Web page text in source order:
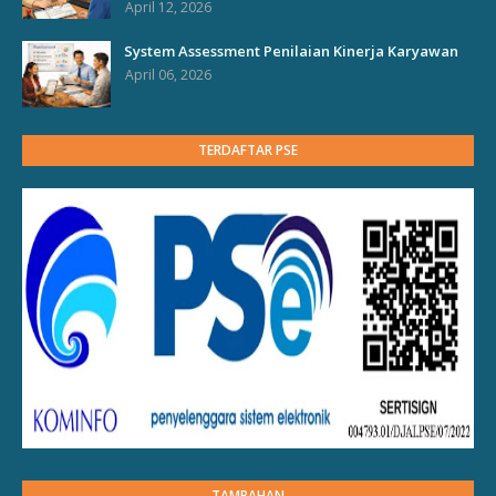
April 12, 2026
System Assessment Penilaian Kinerja Karyawan
April 06, 2026
TERDAFTAR PSE